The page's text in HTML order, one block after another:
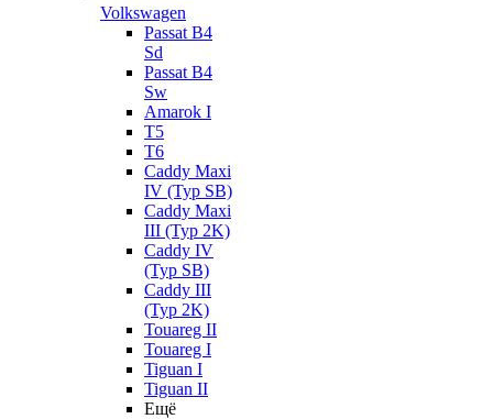
Volkswagen
Passat B4
Sd
Passat B4
Sw
Amarok I
T5
T6
Caddy Maxi
IV (Typ SB)
Caddy Maxi
III (Typ 2K)
Caddy IV
(Typ SB)
Caddy III
(Typ 2K)
Touareg II
Touareg I
Tiguan I
Tiguan II
Ещё